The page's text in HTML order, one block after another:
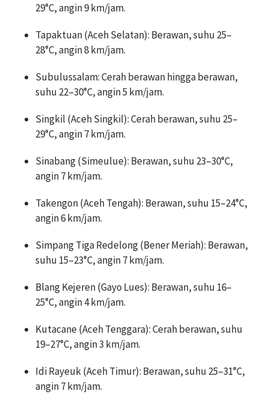
29°C, angin 9 km/jam.
Tapaktuan (Aceh Selatan): Berawan, suhu 25–
28°C, angin 8 km/jam.
Subulussalam: Cerah berawan hingga berawan,
suhu 22–30°C, angin 5 km/jam.
Singkil (Aceh Singkil): Cerah berawan, suhu 25–
29°C, angin 7 km/jam.
Sinabang (Simeulue): Berawan, suhu 23–30°C,
angin 7 km/jam.
Takengon (Aceh Tengah): Berawan, suhu 15–24°C,
angin 6 km/jam.
Simpang Tiga Redelong (Bener Meriah): Berawan,
suhu 15–23°C, angin 7 km/jam.
Blang Kejeren (Gayo Lues): Berawan, suhu 16–
25°C, angin 4 km/jam.
Kutacane (Aceh Tenggara): Cerah berawan, suhu
19–27°C, angin 3 km/jam.
Idi Rayeuk (Aceh Timur): Berawan, suhu 25–31°C,
angin 7 km/jam.